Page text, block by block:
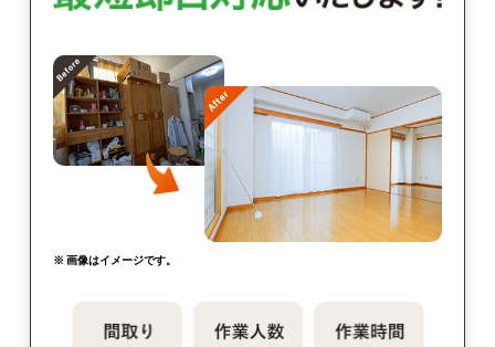
※ 画像はイメージです。